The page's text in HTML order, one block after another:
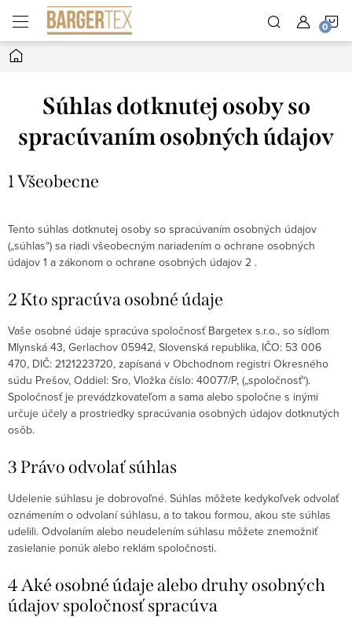
obsah
Domov
Súhlas dotknutej osoby so
spracúvaním osobných údajov
1 Všeobecne
Tento súhlas dotknutej osoby so spracúvaním osobných údajov
(„súhlas“) sa riadi všeobecným nariadením o ochrane osobných
údajov 1 a zákonom o ochrane osobných údajov 2 .
2 Kto spracúva osobné údaje
Vaše osobné údaje spracúva spoločnosť Bargetex s.r.o., so sídlom
Mlynská 43, Gerlachov 05942, Slovenská republika, IČO: 53 006
470, DIČ: 2121223720, zapísaná v Obchodnom registri Okresného
súdu Prešov, Oddiel: Sro, Vložka číslo: 40077/P, („spoločnosť“).
Spoločnosť je prevádzkovateľom a sama alebo spoločne s inými
určuje účely a prostriedky spracúvania osobných údajov dotknutých
osôb.
3 Právo odvolať súhlas
Udelenie súhlasu je dobrovoľné. Súhlas môžete kedykoľvek odvolať
oznámením o odvolaní súhlasu, a to takou formou, akou ste súhlas
udelili. Odvolaním alebo neudelením súhlasu môžete znemožniť
zasielanie ponúk alebo reklám spoločnosti.
4 Aké osobné údaje alebo druhy osobných
údajov spoločnosť spracúva